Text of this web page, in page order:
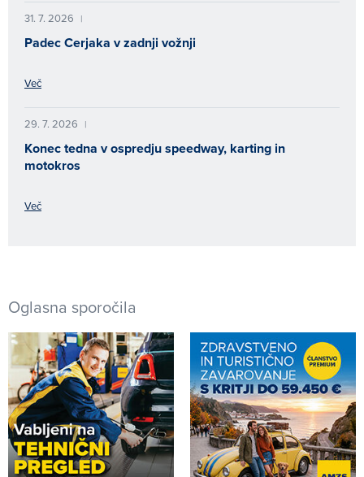
31. 7. 2026 |
Padec Cerjaka v zadnji vožnji
Več
29. 7. 2026 |
Konec tedna v ospredju speedway, karting in
motokros
Več
Oglasna sporočila